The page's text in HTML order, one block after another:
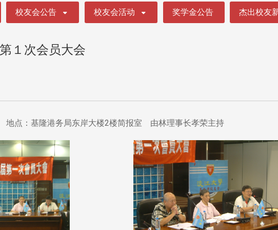
校友会公告 校友会活动 奖学金公告 杰出校友
１次会员大会
地点：基隆港务局东岸大楼2楼简报室 由林理事长孝荣主持